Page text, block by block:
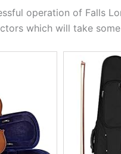
operation of Falls
which will take